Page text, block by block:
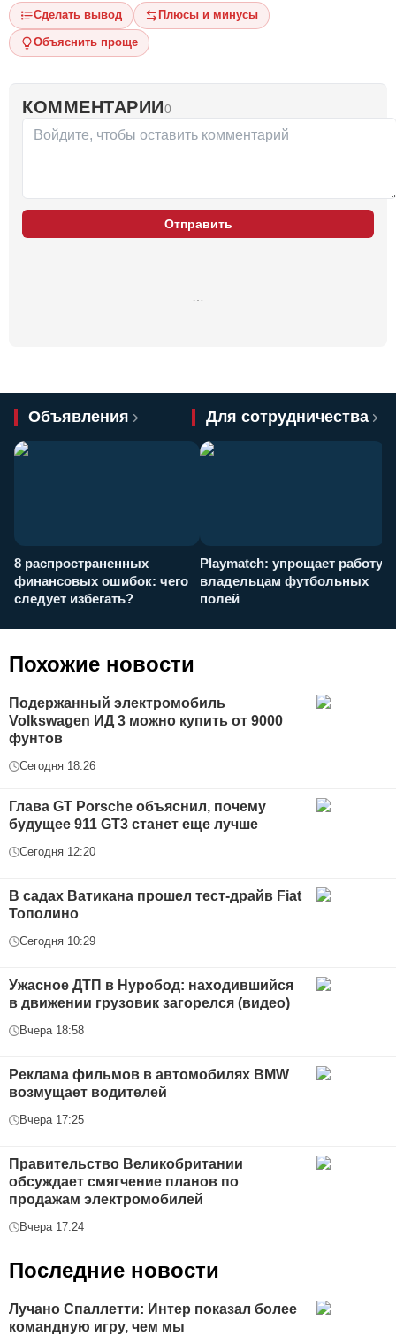
Сделать вывод Плюсы и минусы
Объяснить проще
КОММЕНТАРИИ0
Отправить
Объявления Для сотрудничества
8 распространенных
финансовых ошибок: чего
следует избегать?
Playmatch: упрощает работу
владельцам футбольных
полей
Похожие новости
Подержанный электромобиль
Volkswagen ИД 3 можно купить от 9000
фунтов
Сегодня 18:26
Глава GT Porsche объяснил, почему
будущее 911 GT3 станет еще лучше
Сегодня 12:20
В садах Ватикана прошел тест-драйв Fiat
Тополино
Сегодня 10:29
Ужасное ДТП в Нуробод: находившийся
в движении грузовик загорелся (видео)
Вчера 18:58
Реклама фильмов в автомобилях BMW
возмущает водителей
Вчера 17:25
Правительство Великобритании
обсуждает смягчение планов по
продажам электромобилей
Вчера 17:24
Последние новости
Лучано Спаллетти: Интер показал более
командную игру, чем мы